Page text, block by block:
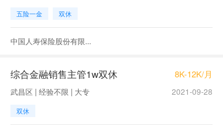
五险一金 双休
中国人寿保险股份有限...
综合金融销售主管1w双休 8K-12K/月
武昌区 | 经验不限 | 大专 2021-09-28
双休